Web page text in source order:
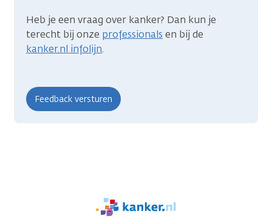
Heb je een vraag over kanker? Dan kun je
terecht bij onze professionals en bij de
kanker.nl infolijn.
We